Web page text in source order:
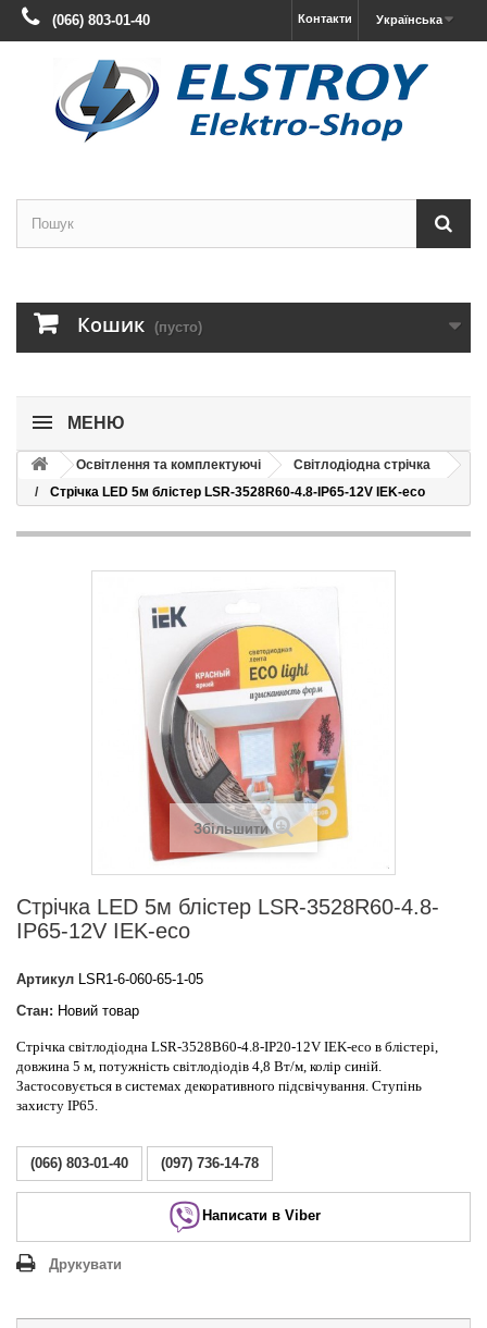
Українська
Контакти
(066) 803-01-40
Кошик (пусто)
МЕНЮ
Освітлення та комплектуючі
Світлодіодна стрічка
Стрічка LED 5м блістер LSR-3528R60-4.8-IP65-12V IEK-eco
Збільшити
Стрічка LED 5м блістер LSR-3528R60-4.8-
IP65-12V IEK-eco
Артикул LSR1-6-060-65-1-05
Стан: Новий товар
Стрічка світлодіодна LSR-3528B60-4.8-IP20-12V IEK-eco в блістері,
довжина 5 м, потужність світлодіодів 4,8 Вт/м, колір синій.
Застосовується в системах декоративного підсвічування. Ступінь
захисту IP65.
(066) 803-01-40 (097) 736-14-78
Написати в Viber
Друкувати